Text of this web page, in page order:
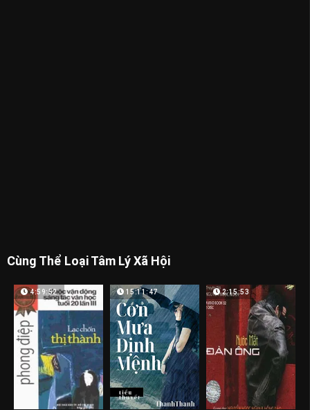
Cùng Thể Loại Tâm Lý Xã Hội
4:59:52 15:11:47 2:15:53